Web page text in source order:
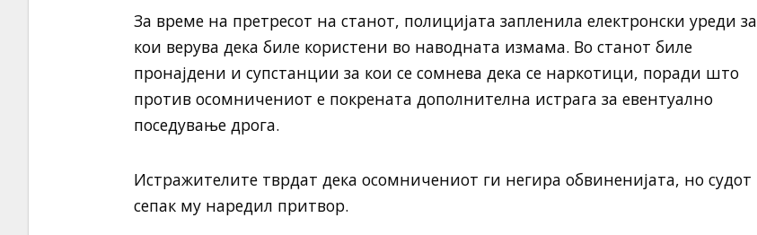
За време на претресот на станот, полицијата запленила електронски уреди за
кои верува дека биле користени во наводната измама. Во станот биле
пронајдени и супстанции за кои се сомнева дека се наркотици, поради што
против осомничениот е покрената дополнителна истрага за евентуално
поседување дрога.
Истражителите тврдат дека осомничениот ги негира обвиненијата, но судот
сепак му наредил притвор.